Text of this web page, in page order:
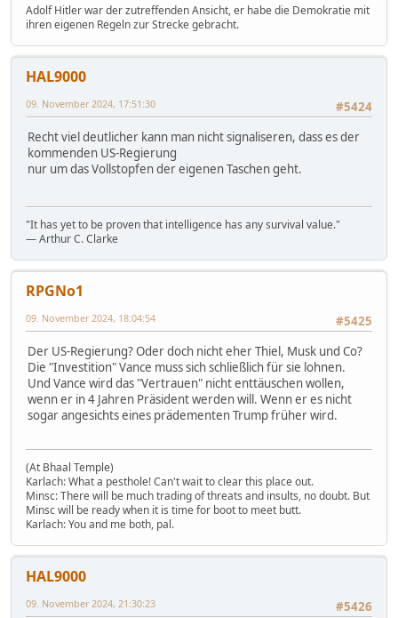
Adolf Hitler war der zutreffenden Ansicht, er habe die Demokratie mit
ihren eigenen Regeln zur Strecke gebracht.
HAL9000
#5424
09. November 2024, 17:51:30
Recht viel deutlicher kann man nicht signaliseren, dass es der
kommenden US-Regierung
nur um das Vollstopfen der eigenen Taschen geht.
"It has yet to be proven that intelligence has any survival value."
― Arthur C. Clarke
RPGNo1
#5425
09. November 2024, 18:04:54
Der US-Regierung? Oder doch nicht eher Thiel, Musk und Co?
Die "Investition" Vance muss sich schließlich für sie lohnen.
Und Vance wird das "Vertrauen" nicht enttäuschen wollen,
wenn er in 4 Jahren Präsident werden will. Wenn er es nicht
sogar angesichts eines prädementen Trump früher wird.
(At Bhaal Temple)
Karlach: What a pesthole! Can't wait to clear this place out.
Minsc: There will be much trading of threats and insults, no doubt. But
Minsc will be ready when it is time for boot to meet butt.
Karlach: You and me both, pal.
HAL9000
#5426
09. November 2024, 21:30:23